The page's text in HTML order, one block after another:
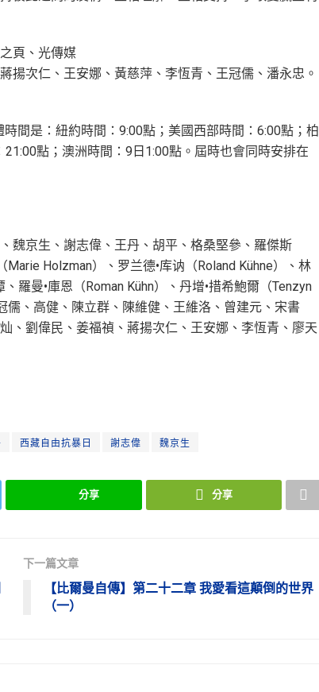
頁、光傳媒
揚次仁、王安娜、黃慈萍、李恆青、王冠儒、潘永忠。
間是：紐約時間：9:00點；美國西部時間：6:00點；柏
點；澳洲時間：9日1:00點。屆時也會同時安排在
魏京生、謝志偉、王丹、胡平、格桑堅參、羅傑斯
Holzman）、罗兰德•库讷（Roland Kühne）、林
羅曼•庫恩（Roman Kühn）、丹增•措希鮑爾（Tenzyn
儒、高健、陳立群、陳維健、王維洛、曾建元、宋書
、劉偉民、姜福禎、蔣揚次仁、王安娜、李恆青、廖天
西藏自由抗暴日 謝志偉 魏京生
分享 分享
下一篇文章
【比爾曼自傳】第二十二章 我愛看這顛倒的世界
（一）